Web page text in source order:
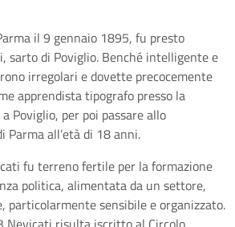
il 9 gennaio 1895, fu presto
sarto di Poviglio. Benché intelligente e
irregolari e dovette precocemente
apprendista tipografo presso la
Poviglio, per poi passare allo
all’età di 18 anni.
fu terreno fertile per la formazione
politica, alimentata da un settore,
particolarmente sensibile e organizzato.